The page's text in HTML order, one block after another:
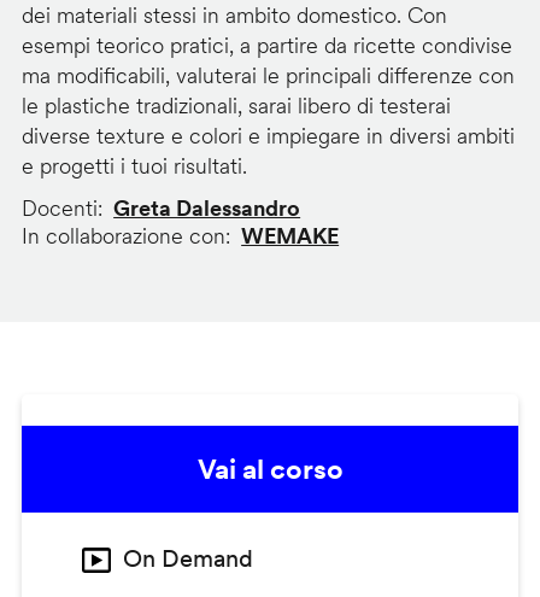
dei materiali stessi in ambito domestico. Con
esempi teorico pratici, a partire da ricette condivise
ma modificabili, valuterai le principali differenze con
le plastiche tradizionali, sarai libero di testerai
diverse texture e colori e impiegare in diversi ambiti
e progetti i tuoi risultati.
Docenti
Greta Dalessandro
In collaborazione con
WEMAKE
Vai al corso
On Demand